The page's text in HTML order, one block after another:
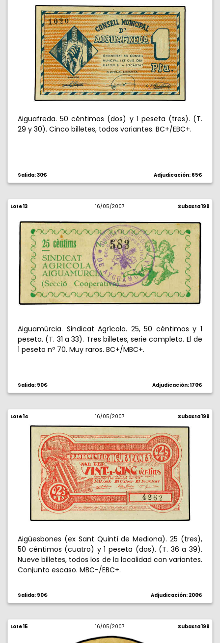
Aiguafreda. 50 céntimos (dos) y 1 peseta (tres). (T.
29 y 30). Cinco billetes, todos variantes. BC+/EBC+.
Salida: 30€ Adjudicación: 65€
Lote 13 16/05/2007 Subasta 199
Aiguamúrcia. Sindicat Agrícola. 25, 50 céntimos y 1
peseta. (T. 31 a 33). Tres billetes, serie completa. El de
1 peseta nº 70. Muy raros. BC+/MBC+.
Salida: 90€ Adjudicación: 170€
Lote 14 16/05/2007 Subasta 199
Aigüesbones (ex Sant Quintí de Mediona). 25 (tres),
50 céntimos (cuatro) y 1 peseta (dos). (T. 36 a 39).
Nueve billetes, todos los de la localidad con variantes.
Conjunto escaso. MBC-/EBC+.
Salida: 90€ Adjudicación: 200€
Lote 15 16/05/2007 Subasta 199